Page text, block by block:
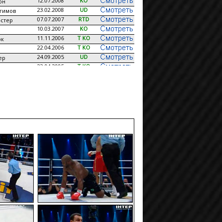
23.02.2008
UD
07.07.2007
RTD
10.03.2007
KO
11.11.2006
T KO
22.04.2006
T KO
24.09.2005
UD
23.04.2005
T KO
29.06.2002
T KO
16.03.2002
T KO
04.08.2001
T KO
24.03.2001
T KO
14.10.2000
UD
15.07.2000
T KO
29.04.2000
T KO
18.03.2000
KO
04.12.1999
KO
12.11.1999
KO